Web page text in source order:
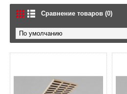
Сравнение товаров (0)